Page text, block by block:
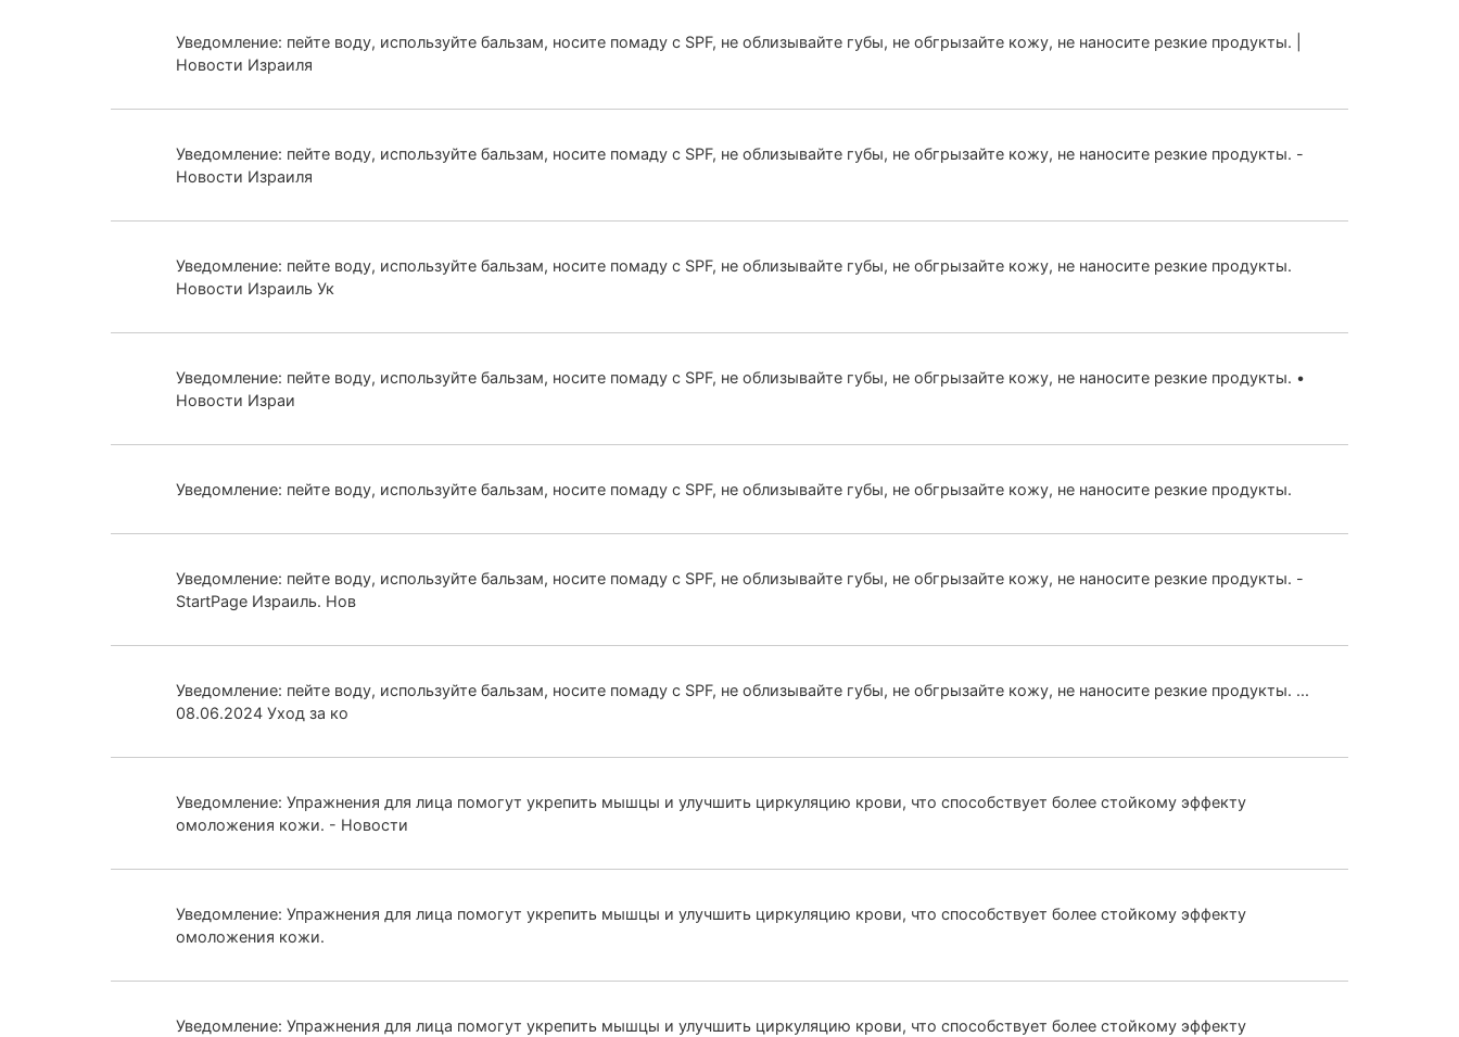
Уведомление: пейте воду, используйте бальзам, носите помаду с SPF, не облизывайте губы, не обгрызайте кожу, не наносите резкие продукты. |
Новости Израиля
Уведомление: пейте воду, используйте бальзам, носите помаду с SPF, не облизывайте губы, не обгрызайте кожу, не наносите резкие продукты. -
Новости Израиля
Уведомление: пейте воду, используйте бальзам, носите помаду с SPF, не облизывайте губы, не обгрызайте кожу, не наносите резкие продукты.
Новости Израиль Ук
Уведомление: пейте воду, используйте бальзам, носите помаду с SPF, не облизывайте губы, не обгрызайте кожу, не наносите резкие продукты. •
Новости Израи
Уведомление: пейте воду, используйте бальзам, носите помаду с SPF, не облизывайте губы, не обгрызайте кожу, не наносите резкие продукты.
Уведомление: пейте воду, используйте бальзам, носите помаду с SPF, не облизывайте губы, не обгрызайте кожу, не наносите резкие продукты. -
StartPage Израиль. Нов
Уведомление: пейте воду, используйте бальзам, носите помаду с SPF, не облизывайте губы, не обгрызайте кожу, не наносите резкие продукты. ...
08.06.2024 Уход за ко
Уведомление: Упражнения для лица помогут укрепить мышцы и улучшить циркуляцию крови, что способствует более стойкому эффекту
омоложения кожи. - Новости
Уведомление: Упражнения для лица помогут укрепить мышцы и улучшить циркуляцию крови, что способствует более стойкому эффекту
омоложения кожи.
Уведомление: Упражнения для лица помогут укрепить мышцы и улучшить циркуляцию крови, что способствует более стойкому эффекту